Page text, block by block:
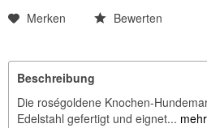
Merken Bewerten
Beschreibung
Die roségoldene Knochen-
Edelstahl gefertigt und eignet... mehr